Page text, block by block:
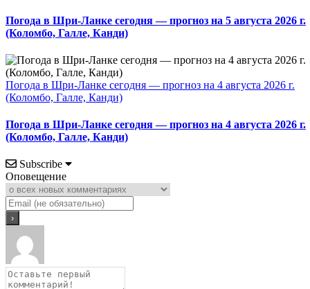
Погода в Шри-Ланке сегодня — прогноз на 5 августа 2026 г.
(Коломбо, Галле, Канди)
Погода в Шри-Ланке сегодня — прогноз на 4 августа 2026 г.
(Коломбо, Галле, Канди)
Погода в Шри-Ланке сегодня — прогноз на 4 августа 2026 г.
(Коломбо, Галле, Канди)
Subscribe
Оповещение